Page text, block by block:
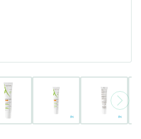
image
View larger image